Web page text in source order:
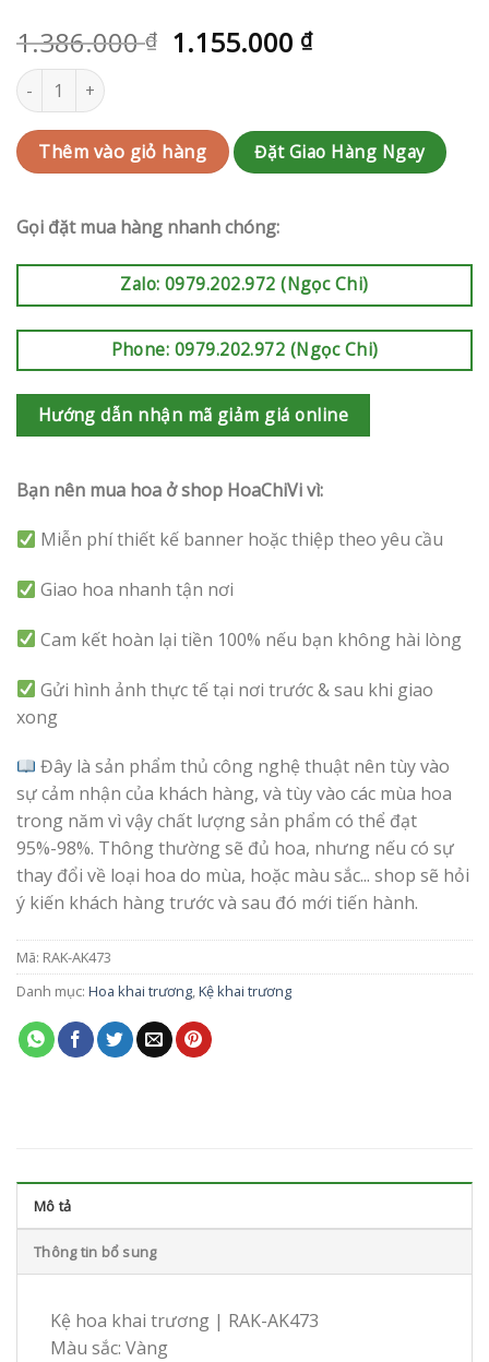
1.386.000₫ 1.155.000 ₫
Kệ hoa khai trương | RAK-AK473 số lượng
Thêm vào giỏ hàng Đặt Giao Hàng Ngay
Gọi đặt mua hàng nhanh chóng:
Zalo: 0979.202.972 (Ngọc Chi)
Phone: 0979.202.972 (Ngọc Chi)
Hướng dẫn nhận mã giảm giá online
Bạn nên mua hoa ở shop HoaChiVi vì:
Miễn phí thiết kế banner hoặc thiệp theo yêu cầu
Giao hoa nhanh tận nơi
Cam kết hoàn lại tiền 100% nếu bạn không hài lòng
Gửi hình ảnh thực tế tại nơi trước & sau khi giao
xong
Đây là sản phẩm thủ công nghệ thuật nên tùy vào
sự cảm nhận của khách hàng, và tùy vào các mùa hoa
trong năm vì vậy chất lượng sản phẩm có thể đạt
95%-98%. Thông thường sẽ đủ hoa, nhưng nếu có sự
thay đổi về loại hoa do mùa, hoặc màu sắc... shop sẽ hỏi
ý kiến khách hàng trước và sau đó mới tiến hành.
Mã: RAK-AK473
Danh mục: Hoa khai trương,Kệ khai trương
Mô tả
Thông tin bổ sung
Kệ hoa khai trương | RAK-AK473
Màu sắc: Vàng